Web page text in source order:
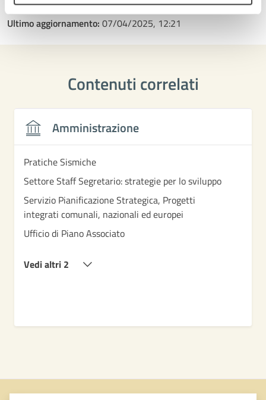
Ultimo aggiornamento: 07/04/2025, 12:21
Contenuti correlati
Amministrazione
Pratiche Sismiche
Settore Staff Segretario: strategie per lo sviluppo
Servizio Pianificazione Strategica, Progetti
integrati comunali, nazionali ed europei
Ufficio di Piano Associato
Vedi altri 2